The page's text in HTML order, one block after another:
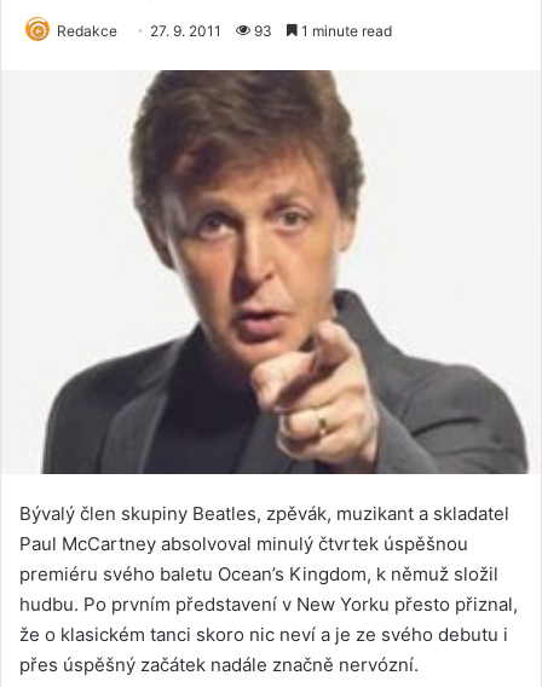
Redakce 27. 9. 2011 93 1 minute read
Bývalý člen skupiny Beatles, zpěvák, muzikant a skladatel
Paul McCartney absolvoval minulý čtvrtek úspěšnou
premiéru svého baletu Ocean’s Kingdom, k němuž složil
hudbu. Po prvním představení v New Yorku přesto přiznal,
že o klasickém tanci skoro nic neví a je ze svého debutu i
přes úspěšný začátek nadále značně nervózní.